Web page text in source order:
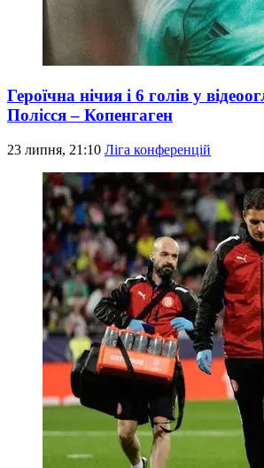
Героїчна нічия і 6 голів у
Полісся – Копенгаген
23 липня, 21:10 Ліга конференцій